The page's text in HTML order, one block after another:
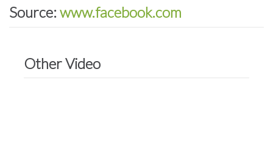
Source:www.facebook.com
Other Video